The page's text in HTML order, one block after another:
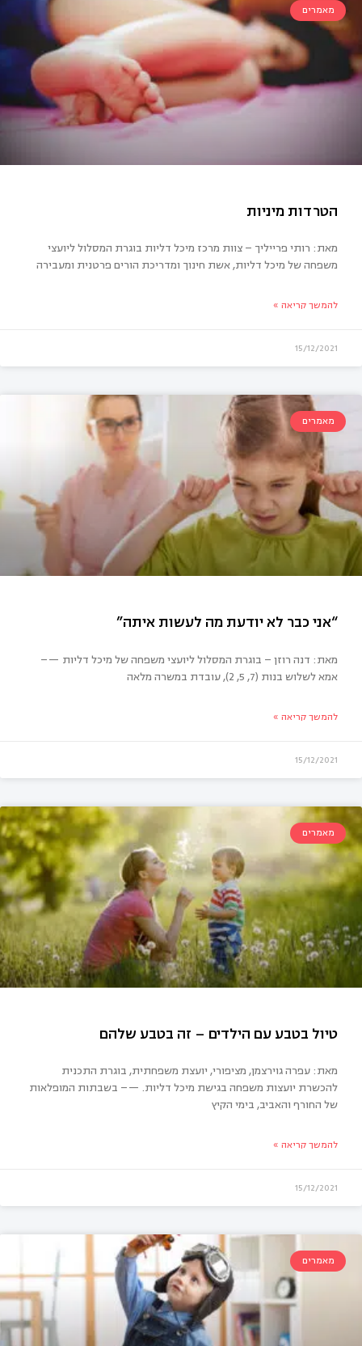
מאמרים
מאת: רותי פרייליך – צוות מרכז מיכל דליות בוגרת המסלול ליועצי
משפחה של מיכל דליות, אשת חינוך ומדריכת הורים פרטנית ומעבירה
להמשך קריאה »
15/12/2021
מאמרים
כבר לא יודעת מה לעשות איתה”
מאת: דנה רוזן – בוגרת המסלול ליועצי משפחה של מיכל דליות —–
אמא לשלוש בנות (7, 5, 2), עובדת במשרה מלאה
להמשך קריאה »
15/12/2021
מאמרים
בטבע עם הילדים – זה בטבע שלהם
מאת: עפרה גוירצמן, מציפורי, יועצת משפחתית, בוגרת התכנית
להכשרת יועצות משפחה בגישת מיכל דליות. —– בשבתות המופלאות
של החורף והאביב, בימי הקיץ
להמשך קריאה »
15/12/2021
מאמרים